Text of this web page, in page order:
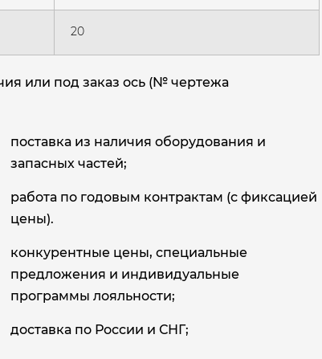
20
или под заказ ось (№ чертежа
поставка из наличия оборудования и
запасных частей;
работа по годовым контрактам (с фиксацией
цены).
конкурентные цены, специальные
предложения и индивидуальные
программы лояльности;
доставка по России и СНГ;